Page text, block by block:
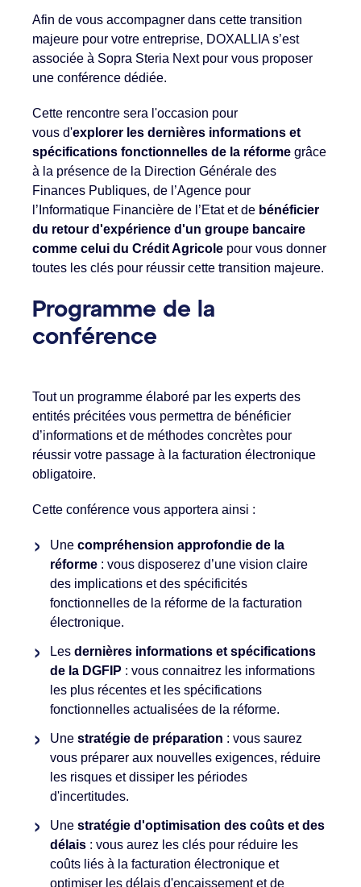
Afin de vous accompagner dans cette transition
majeure pour votre entreprise, DOXALLIA s’est
associée à Sopra Steria Next pour vous proposer
une conférence dédiée.
Cette rencontre sera l'occasion pour
vous d'explorer les dernières informations et
spécifications fonctionnelles de la réforme grâce
à la présence de la Direction Générale des
Finances Publiques, de l’Agence pour
l’Informatique Financière de l’Etat et de bénéficier
du retour d'expérience d'un groupe bancaire
comme celui du Crédit Agricole pour vous donner
toutes les clés pour réussir cette transition majeure.
Programme de la
conférence
Tout un programme élaboré par les experts des
entités précitées vous permettra de bénéficier
d’informations et de méthodes concrètes pour
réussir votre passage à la facturation électronique
obligatoire.
Cette conférence vous apportera ainsi :
Une compréhension approfondie de la
réforme : vous disposerez d’une vision claire
des implications et des spécificités
fonctionnelles de la réforme de la facturation
électronique.
Les dernières informations et spécifications
de la DGFIP : vous connaitrez les informations
les plus récentes et les spécifications
fonctionnelles actualisées de la réforme.
Une stratégie de préparation : vous saurez
vous préparer aux nouvelles exigences, réduire
les risques et dissiper les périodes
d'incertitudes.
Une stratégie d'optimisation des coûts et des
délais : vous aurez les clés pour réduire les
coûts liés à la facturation électronique et
optimiser les délais d'encaissement et de